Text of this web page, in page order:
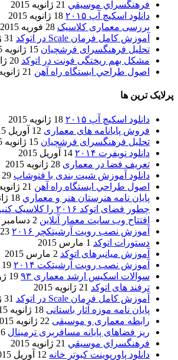
فرهنگسراي موسيقي 21 ژانویه 2015
دانلود اسکیچ آپ ۲۰۱۵
18 ژانویه 2015
بررسی معماری کلاسیک 28 فوریه 2015
آموزش کامل فرمان Scale در اتوکد
31 ژانویه 2016
تحلیل فرهنگسرای فرشچیان 15 ژانویه 2015
مشکل بهم ریختگی فونت در اتوکد 20 ژانویه 2016
اصول طراحي ایستگاه راه آهن 21 ژانویه 2015
پرلایک ترین ها
دانلود اسکیچ آپ ۲۰۱۵
18 ژانویه 2015
فروش پایانامه های معماری 12 آوریل 2015
تحلیل فرهنگسرای فرشچیان 15 ژانویه 2015
دانلود نویفرت ۲۰۱۴
14 آوریل 2015
تعریف فضا در معماری 28 ژانویه 2015
دانلود آموزش شیت بندی با فتوشاپ 29 ژوئن 2015
اصول طراحي ایستگاه راه آهن 21 ژانویه 2015
پایان نامه هنرستان هنر و معماري 18 ژانویه 2015
چطور فضای اتوکد ۲۰۱۶ را کلاسیک کنیم؟
افتتاح وب سایت معمار آنلاین 2 دسامبر 2014
آموزش نصب رویت آرشیتکچر ۲۰۱۶
23 می 2015
دستورات اتوکد 1 مارس 2015
آموزش میانبرهای اتوکد 2 مارس 2015
آموزش نصب رویت آرشیتکت ۲۰۱۴
19 ژانویه 2015
سوالات اسکیس ارشد معماری ۹۳
19 ژوئن 2015
ترفند های اتوکد 21 ژانویه 2015
آموزش کامل فرمان Scale در اتوکد
31 ژانویه 2016
پایان نامه موزه آثار باستانی 18 ژانویه 2015
رابطه معماری و موسیقی 22 ژانویه 2015
ریز فضاهای پایانه مسافربری ترمینال 6 آوریل 2015
فرهنگسراي موسيقي 21 ژانویه 2015
دانلود پاورپوینت کبوتر خانه 12 آوریل 2015